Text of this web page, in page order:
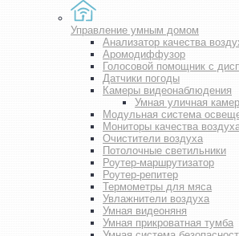
Управление умным домом
Анализатор качества
Аромодиффузор
Голосовой помощник с
Датчики погоды
Камеры видеонаблюдения
Умная уличная
Модульная система
Мониторы качества
Очистители воздуха
Потолочные светильники
Роутер-маршрутизатор
Роутер-репитер
Термометры для мяса
Увлажнители воздуха
Умная видеоняня
Умная прикроватная тумба